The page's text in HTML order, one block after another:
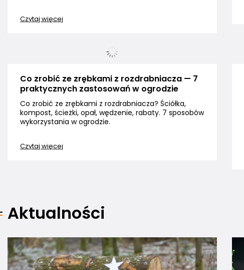
Czytaj więcej
Co zrobić ze zrębkami z rozdrabniacza — 7
praktycznych zastosowań w ogrodzie
Co zrobić ze zrębkami z rozdrabniacza? Ściółka,
kompost, ścieżki, opał, wędzenie, rabaty. 7 sposobów
wykorzystania w ogrodzie.
Czytaj więcej
Aktualności